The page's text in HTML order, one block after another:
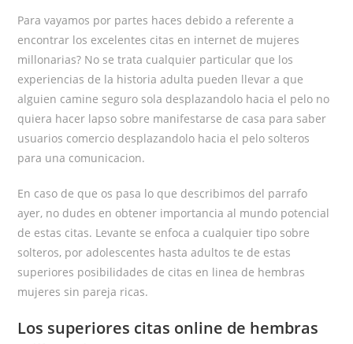
Para vayamos por partes haces debido a referente a
encontrar los excelentes citas en internet de mujeres
millonarias? No se trata cualquier particular que los
experiencias de la historia adulta pueden llevar a que
alguien camine seguro sola desplazandolo hacia el pelo no
quiera hacer lapso sobre manifestarse de casa para saber
usuarios comercio desplazandolo hacia el pelo solteros
para una comunicacion.
En caso de que os pasa lo que describimos del parrafo
ayer, no dudes en obtener importancia al mundo potencial
de estas citas. Levante se enfoca a cualquier tipo sobre
solteros, por adolescentes hasta adultos te de estas
superiores posibilidades de citas en linea de hembras
mujeres sin pareja ricas.
Los superiores citas online de hembras